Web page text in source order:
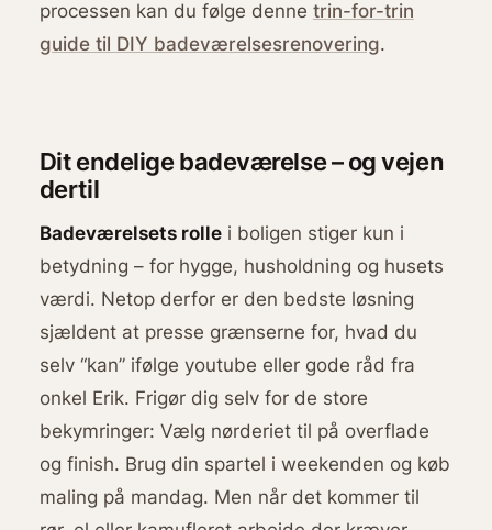
processen kan du følge denne trin-for-trin
guide til DIY badeværelsesrenovering.
Dit endelige badeværelse – og vejen
dertil
Badeværelsets rollei boligen stiger kun i
betydning – for hygge, husholdning og husets
værdi. Netop derfor er den bedste løsning
sjældent at presse grænserne for, hvad du
selv “kan” ifølge youtube eller gode råd fra
onkel Erik. Frigør dig selv for de store
bekymringer: Vælg nørderiet til på overflade
og finish. Brug din spartel i weekenden og køb
maling på mandag. Men når det kommer til